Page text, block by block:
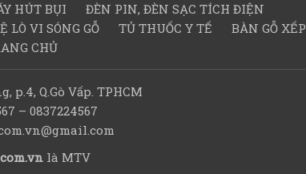
HÚT BỤI
ĐÈN PIN, ĐÈN SẠC TÍCH ĐIỆN
LÒ VI SÓNG GỖ
TỦ THUỐC Y TẾ
BÀN GỖ XẾP
CHỦ
p.4, Q.Gò Vấp. TPHCM
– 0837224567
là MTV